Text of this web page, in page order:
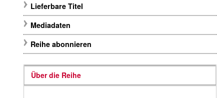
Lieferbare Titel
Mediadaten
Reihe abonnieren
Über die Reihe